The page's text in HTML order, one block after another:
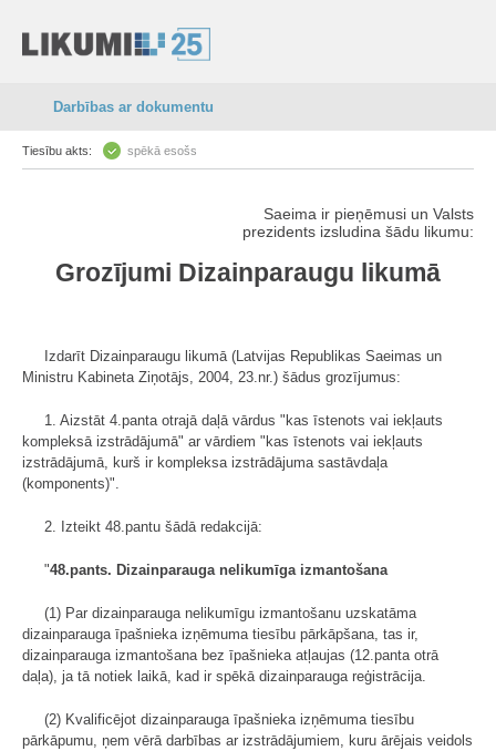
Darbības ar dokumentu
Tiesību akts: spēkā esošs
Saeima ir pieņēmusi un Valsts
prezidents izsludina šādu likumu:
Grozījumi Dizainparaugu likumā
Izdarīt Dizainparaugu likumā (Latvijas Republikas Saeimas un
Ministru Kabineta Ziņotājs, 2004, 23.nr.) šādus grozījumus:
1. Aizstāt 4.panta otrajā daļā vārdus "kas īstenots vai iekļauts
kompleksā izstrādājumā" ar vārdiem "kas īstenots vai iekļauts
izstrādājumā, kurš ir kompleksa izstrādājuma sastāvdaļa
(komponents)".
2. Izteikt 48.pantu šādā redakcijā:
"48.pants. Dizainparauga nelikumīga izmantošana
(1) Par dizainparauga nelikumīgu izmantošanu uzskatāma
dizainparauga īpašnieka izņēmuma tiesību pārkāpšana, tas ir,
dizainparauga izmantošana bez īpašnieka atļaujas (12.panta otrā
daļa), ja tā notiek laikā, kad ir spēkā dizainparauga reģistrācija.
(2) Kvalificējot dizainparauga īpašnieka izņēmuma tiesību
pārkāpumu, ņem vērā darbības ar izstrādājumiem, kuru ārējais veidols